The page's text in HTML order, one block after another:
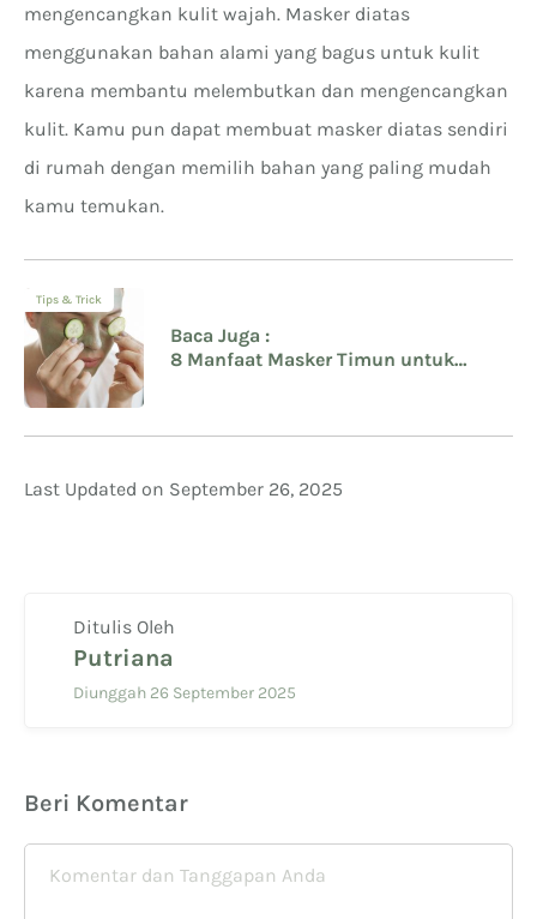
mengencangkan kulit wajah. Masker diatas
menggunakan bahan alami yang bagus untuk kulit
karena membantu melembutkan dan mengencangkan
kulit. Kamu pun dapat membuat masker diatas sendiri
di rumah dengan memilih bahan yang paling mudah
kamu temukan.
Tips & Trick
Baca Juga :
8 Manfaat Masker Timun untuk
Last Updated on September 26, 2025
Ditulis Oleh
Putriana
Diunggah 26 September 2025
Beri Komentar